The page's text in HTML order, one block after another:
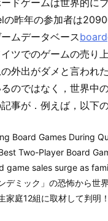
の昨年の参加者は
ムデータベース
ツでのゲームの売り
外出がダメと言われ
のではなく，世界中
事が．例えば，以下
Board Games During
Two-Player Board
game sales surge as
ンデミック」の恐怖から世
家庭12組に取材して判明